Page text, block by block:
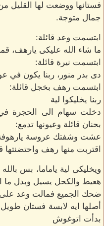
فستانها ووضعت لها القليل
جمال متوجة.
ابتسمت وعد قائلة:
ما شاء الله عليكى يارهف،
ابتسمت نيرة قائلة:
دى بدر منور، ربنا يكون في
ابتسمت رهف بخجل قائلة:
ربنا يخليكوا لية
دخلت سهام الى الحجرة
بحنان قائلة وعيونها تدمع:
عشت وشفتك عروسة
اقتربت منها رهف واحتضنتها
ويخليكى لية ياماما، بس
هعيط والكحل يسيل وبدل
ضحك الجميع فمالت وعد
أصلها ايه لابسة فستان
بدأت اتوغوش